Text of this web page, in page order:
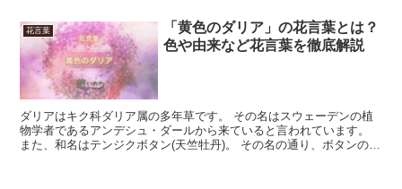
花言葉
「黄色のダリア」の花言葉とは？
色や由来など花言葉を徹底解説
ダリアはキク科ダリア属の多年草です。 その名はスウェーデンの植
物学者であるアンデシュ・ダールから来ていると言われています。
また、和名はテンジクボタン(天竺牡丹)。 その名の通り、ボタンの花